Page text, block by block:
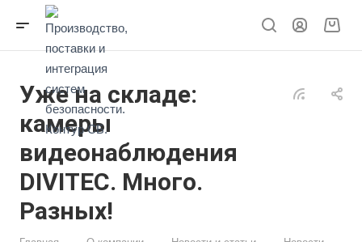
Уже на складе:
камеры
видеонаблюдения
DIVITEC. Много.
Разных!